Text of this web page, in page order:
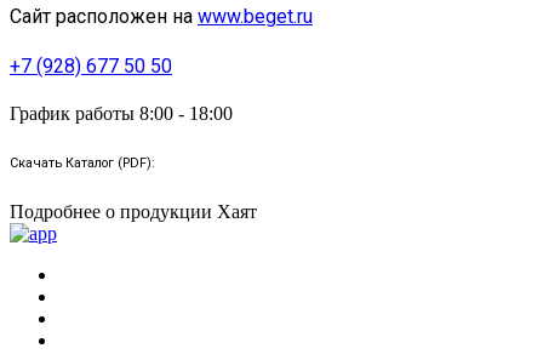
Сайт расположен на www.beget.ru
+7 (928) 677 50 50
График работы 8:00 - 18:00
Скачать Каталог (PDF):
Подробнее о продукции Хаят